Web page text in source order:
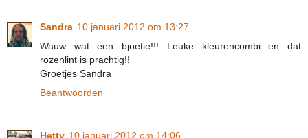
Sandra 10 januari 2012 om 13:27
Wauw wat een bjoetie!!! Leuke kleurencombi en dat
rozenlint is prachtig!!
Groetjes Sandra
Beantwoorden
Hetty 10 januari 2012 om 14:06